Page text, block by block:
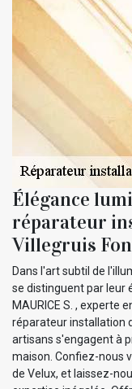
Élégance
réparateur
Villegruis
Dans l'art subtil de
se distinguent par leur
MAURICE S. , experte
réparateur installation
artisans s'engagent à
maison. Confiez-nous
de Velux, et laissez-